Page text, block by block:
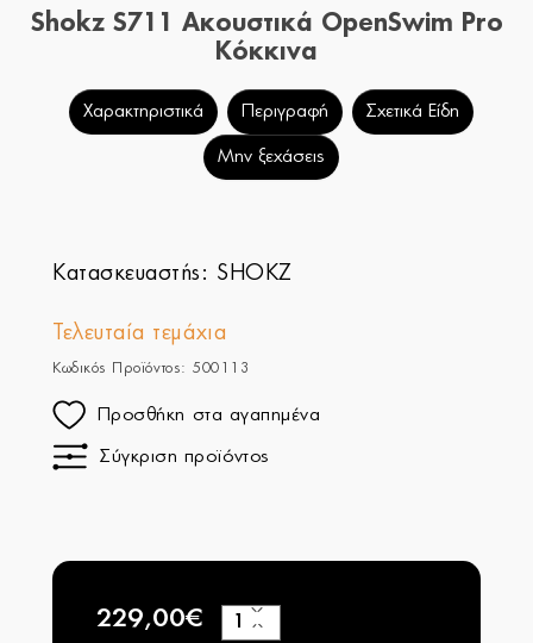
Shokz S711 Ακουστικά OpenSwim Pro
Κόκκινα
Χαρακτηριστικά Περιγραφή Σχετικά Είδη
Μην ξεχάσεις
Κατασκευαστής: SHOKZ
Τελευταία τεμάχια
Κωδικός Προϊόντος: 500113
Προσθήκη στα αγαπημένα
Σύγκριση προϊόντος
229,00€
−
+